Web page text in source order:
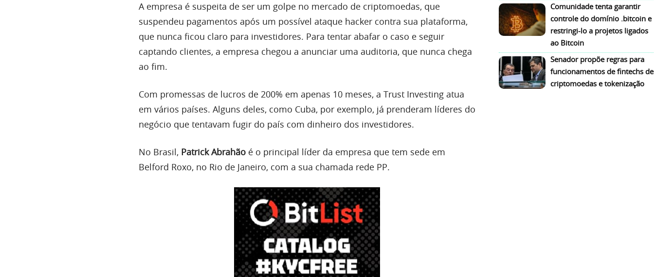
A empresa é suspeita de ser um golpe no mercado de criptomoedas, que
suspendeu pagamentos após um possível ataque hacker contra sua plataforma,
que nunca ficou claro para investidores. Para tentar abafar o caso e seguir
captando clientes, a empresa chegou a anunciar uma auditoria, que nunca chega
ao fim.
Com promessas de lucros de 200% em apenas 10 meses, a Trust Investing atua
em vários países. Alguns deles, como Cuba, por exemplo, já prenderam líderes do
negócio que tentavam fugir do país com dinheiro dos investidores.
No Brasil, Patrick Abrahão é o principal líder da empresa que tem sede em
Belford Roxo, no Rio de Janeiro, com a sua chamada rede PP.
Comunidade tenta garantir
controle do domínio .bitcoin e
restringi-lo a projetos ligados
ao Bitcoin
Senador propõe regras para
funcionamentos de fintechs de
criptomoedas e tokenização